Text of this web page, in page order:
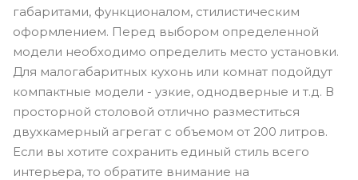
габаритами, функционалом, стилистическим
оформлением. Перед выбором определенной
модели необходимо определить место установки.
Для малогабаритных кухонь или комнат подойдут
компактные модели - узкие, однодверные и т.д. В
просторной столовой отлично разместиться
двухкамерный агрегат с объемом от 200 литров.
Если вы хотите сохранить единый стиль всего
интерьера, то обратите внимание на